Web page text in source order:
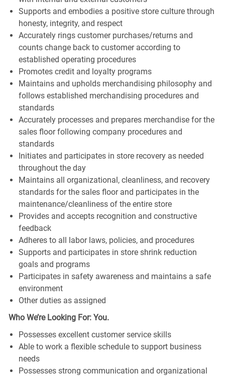
Supports and embodies a positive store culture through
honesty, integrity, and respect
Accurately rings customer purchases/returns and
counts change back to customer according to
established operating procedures
Promotes credit and loyalty programs
Maintains and upholds merchandising philosophy and
follows established merchandising procedures and
standards
Accurately processes and prepares merchandise for the
sales floor following company procedures and
standards
Initiates and participates in store recovery as needed
throughout the day
Maintains all organizational, cleanliness, and recovery
standards for the sales floor and participates in the
maintenance/cleanliness of the entire store
Provides and accepts recognition and constructive
feedback
Adheres to all labor laws, policies, and procedures
Supports and participates in store shrink reduction
goals and programs
Participates in safety awareness and maintains a safe
environment
Other duties as assigned
Who We’re Looking For: You.
Possesses excellent customer service skills
Able to work a flexible schedule to support business
needs
Possesses strong communication and organizational